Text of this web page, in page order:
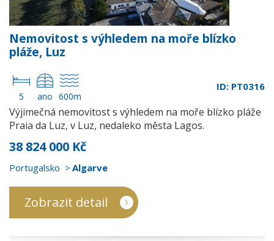
Nemovitost s výhledem na moře blízko
pláže, Luz
5 ano 600m
ID: PT0316
Výjimečná nemovitost s výhledem na moře blízko pláže
Praia da Luz, v Luz, nedaleko města Lagos.
38 824 000 Kč
Portugalsko Algarve
Zobrazit detail